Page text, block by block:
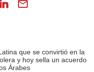
que se convirtió en la
y hoy sella un acuerdo
Árabes